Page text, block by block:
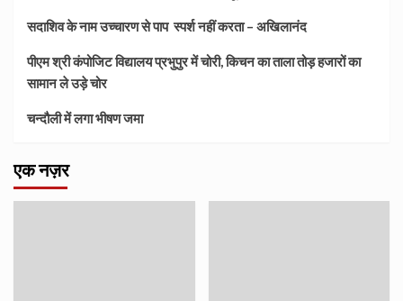
सदाशिव के नाम उच्चारण से पाप स्पर्श नहीं करता – अखिलानंद
पीएम श्री कंपोजिट विद्यालय प्रभुपुर में चोरी, किचन का ताला तोड़ हजारों का
सामान ले उड़े चोर
चन्दौली में लगा भीषण जमा
एक नज़र